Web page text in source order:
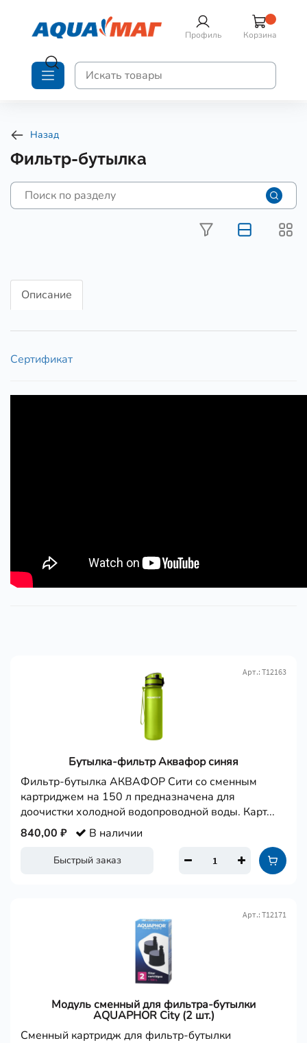
Профиль Корзина
Назад
Фильтр-бутылка
Описание
Сертификат
Бутылка-фильтр Аквафор синяя
Арт.: Т12163
Фильтр-бутылка АКВАФОР Сити со сменным
картриджем на 150 л предназначена для
доочистки холодной водопроводной воды. Карт...
Быстрый заказ
840,00 ₽ В наличии
Модуль сменный для фильтра-бутылки
AQUAPHOR City (2 шт.)
Арт.: Т12171
Сменный картридж для фильтр-бутылки